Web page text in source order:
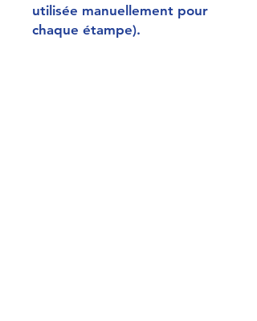
utilisée manuellement pour
chaque étampe).